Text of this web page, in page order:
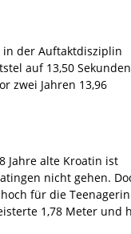
in der Auftaktdisziplin
auf 13,50
zwei Jahren 13,96
Jahre alte Kroatin ist
nicht gehen.
für die
1,78 Meter und